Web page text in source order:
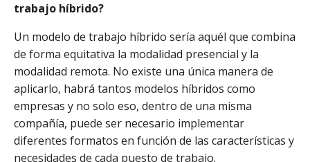
trabajo híbrido?
Un modelo de trabajo híbrido sería aquél que combina
de forma equitativa la modalidad presencial y la
modalidad remota. No existe una única manera de
aplicarlo, habrá tantos modelos híbridos como
empresas y no solo eso, dentro de una misma
compañía, puede ser necesario implementar
diferentes formatos en función de las características y
necesidades de cada puesto de trabajo.